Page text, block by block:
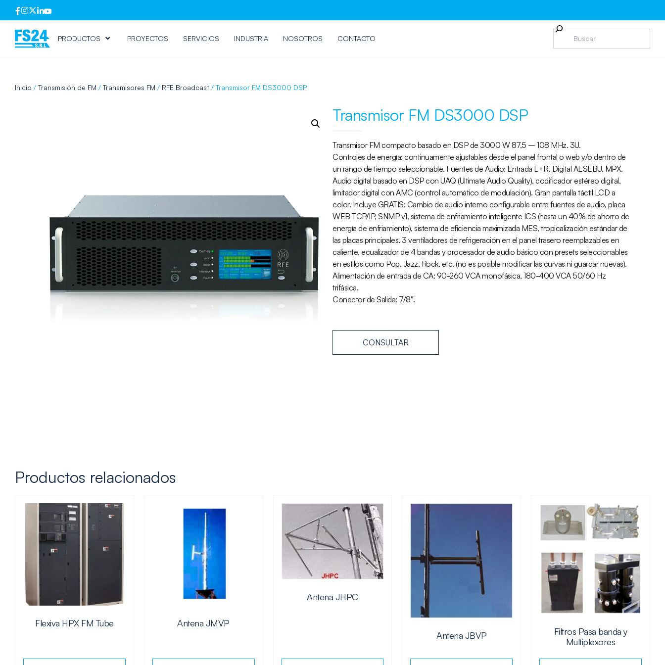
PRODUCTOS PROYECTOS SERVICIOS INDUSTRIA NOSOTROS CONTACTO
Inicio / Transmisión de FM / Transmisores FM / RFE Broadcast / Transmisor FM DS3000 DSP
Transmisor FM DS3000 DSP
Transmisor FM compacto basado en DSP de 3000 W 87,5 – 108 MHz. 3U.
Controles de energía: continuamente ajustables desde el panel frontal o web y/o dentro de
un rango de tiempo seleccionable. Fuentes de Audio: Entrada L+R, Digital AESEBU, MPX.
Audio digital basado en DSP con UAQ (Ultimate Audio Quality), codificador estéreo digital,
limitador digital con AMC (control automático de modulación). Gran pantalla táctil LCD a
color. Incluye GRATIS: Cambio de audio interno configurable entre fuentes de audio, placa
WEB TCP/IP, SNMP v1, sistema de enfriamiento inteligente ICS (hasta un 40% de ahorro de
energía de enfriamiento), sistema de eficiencia maximizada MES, tropicalización estándar de
las placas principales. 3 ventiladores de refrigeración en el panel trasero reemplazables en
caliente, ecualizador de 4 bandas y procesador de audio básico con presets seleccionables
en estilos como Pop, Jazz, Rock, etc. (no es posible modificar las curvas ni guardar nuevas).
Alimentación de entrada de CA: 90-260 VCA monofásica, 180-400 VCA 50/60 Hz
trifásica.
Conector de Salida: 7/8″.
CONSULTAR
Productos relacionados
Flexiva HPX FM Tube Antena JMVP
Antena JHPC
Antena JBVP
Filtros Pasa banda y
Multiplexores